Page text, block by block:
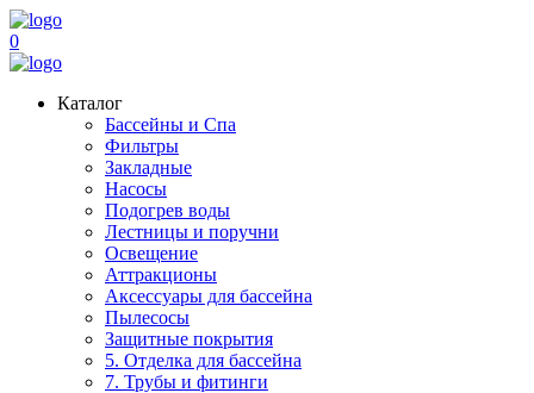
0
Каталог
Бассейны и Спа
Фильтры
Закладные
Насосы
Подогрев воды
Лестницы и поручни
Освещение
Аттракционы
Аксессуары для бассейна
Пылесосы
Защитные покрытия
5. Отделка для бассейна
7. Трубы и фитинги